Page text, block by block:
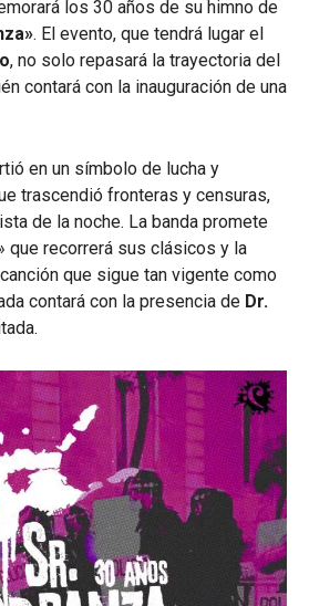
los 30 años de su himno de
. El evento, que tendrá lugar el
, no solo repasará la trayectoria del
contará con la inauguración de una
en un símbolo de lucha y
trascendió fronteras y censuras,
de la noche. La banda promete
que recorrerá sus clásicos y la
que sigue tan vigente como
contará con la presencia de Dr.